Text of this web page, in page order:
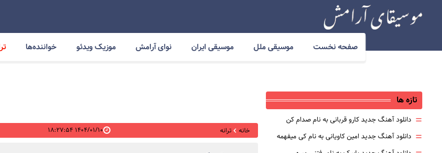
صفحه نخست موسیقی ملل موسیقی ایران نوای آرامش موزیک ویدئو خواننده‌ها
خانه ترانه ۱۴۰۴/۰۱/۱۰ ۱۸:۲۷:۵۴
تازه ها
= دانلود آهنگ جدید کارو قربانی به نام صدام کن
= دانلود آهنگ جدید امین کاویانی به نام کی میفهمه